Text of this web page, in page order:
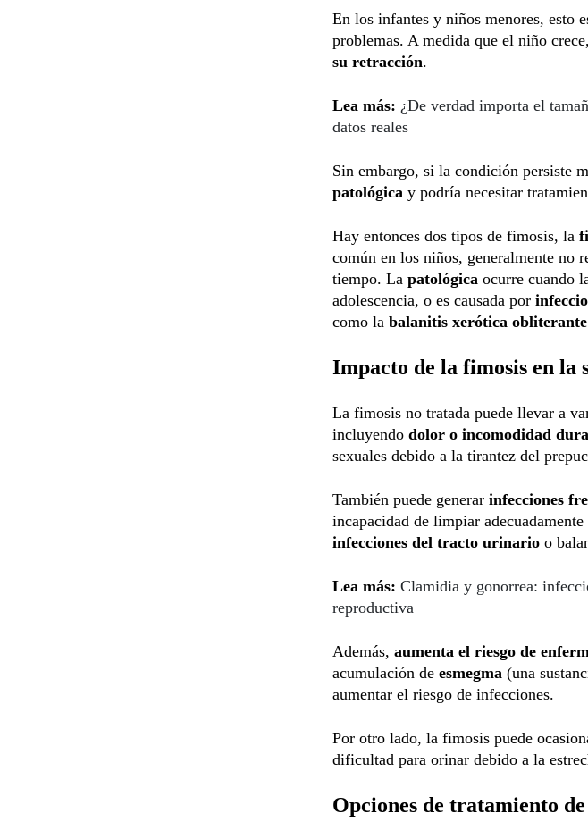
En los infantes y niños menores, esto
problemas. A medida que el niño
su retracción.
Lea más: ¿De verdad importa el
datos reales
Sin embargo, si la condición persiste
patológica y podría necesitar
Hay entonces dos tipos de fimosis, la
común en los niños, generalmente no
tiempo. La patológica ocurre cuando
adolescencia, o es causada por
como la balanitis xerótica
Impacto de la fimosis en la
La fimosis no tratada puede llevar a
incluyendo dolor o incomodidad
sexuales debido a la tirantez del
También puede generar infecciones
incapacidad de limpiar
infecciones del tracto urinario o
Lea más: Clamidia y gonorrea:
reproductiva
Además, aumenta el riesgo de
acumulación de esmegma (una
aumentar el riesgo de infecciones.
Por otro lado, la fimosis puede
dificultad para orinar debido a la
Opciones de tratamiento